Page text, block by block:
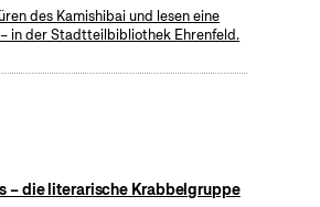
des Kamishibai und lesen eine
in der Stadtteilbibliothek Ehrenfeld.
– die literarische Krabbelgruppe